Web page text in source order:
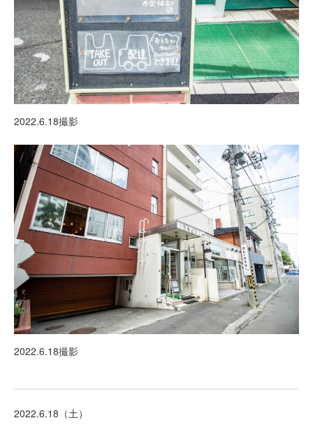
2022.6.18撮影
2022.6.18撮影
2022.6.18（土）